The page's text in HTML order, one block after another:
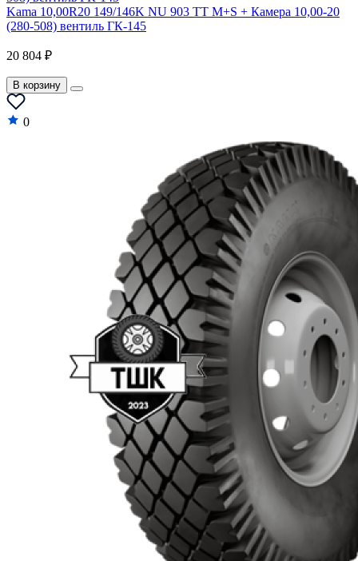
Kama 10,00R20 149/146K NU 903 TT M+S + Камера 10,00-20
(280-508) вентиль ГК-145
20 804 ₽
В корзину
0